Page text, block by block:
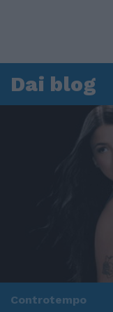
Dai blog
Controtempo